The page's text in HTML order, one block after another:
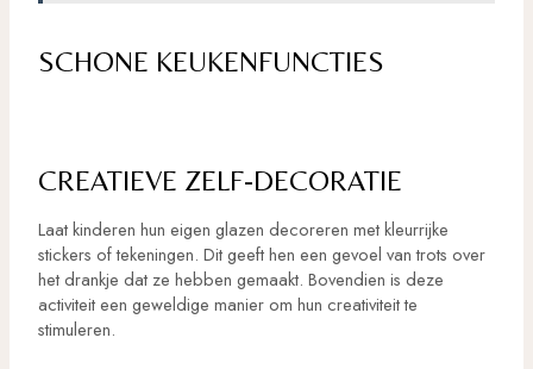
SCHONE KEUKENFUNCTIES
CREATIEVE ZELF-DECORATIE
Laat kinderen hun eigen glazen decoreren met kleurrijke
stickers of tekeningen. Dit geeft hen een gevoel van trots over
het drankje dat ze hebben gemaakt. Bovendien is deze
activiteit een geweldige manier om hun creativiteit te
stimuleren.